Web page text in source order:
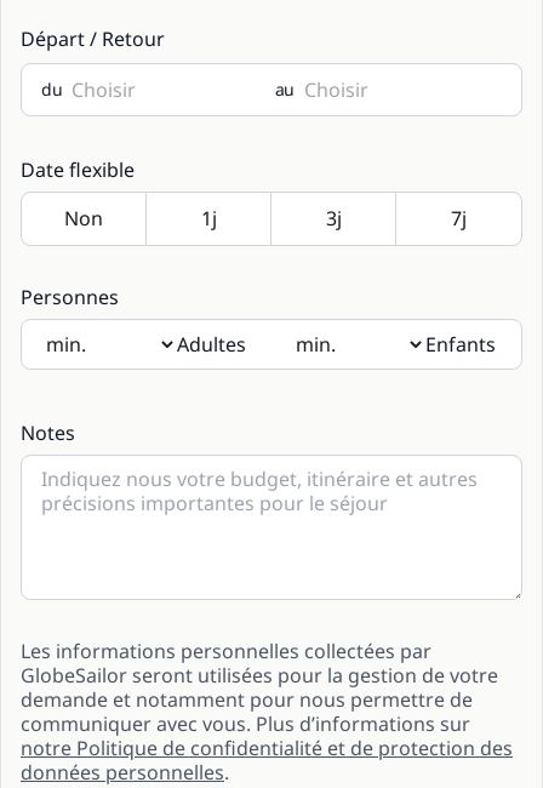
Départ / Retour
du au
Date flexible
Personnes
Adultes
Enfants
Notes
Les informations personnelles collectées par
GlobeSailor seront utilisées pour la gestion de votre
demande et notamment pour nous permettre de
communiquer avec vous. Plus d’informations sur
notre Politique de confidentialité et de protection des
données personnelles.